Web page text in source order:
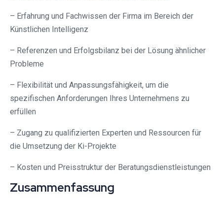
– Erfahrung und Fachwissen der Firma im Bereich der
Künstlichen Intelligenz
– Referenzen und Erfolgsbilanz bei der Lösung ähnlicher
Probleme
– Flexibilität und Anpassungsfähigkeit, um die
spezifischen Anforderungen Ihres Unternehmens zu
erfüllen
– Zugang zu qualifizierten Experten und Ressourcen für
die Umsetzung der Ki-Projekte
– Kosten und Preisstruktur der Beratungsdienstleistungen
Zusammenfassung